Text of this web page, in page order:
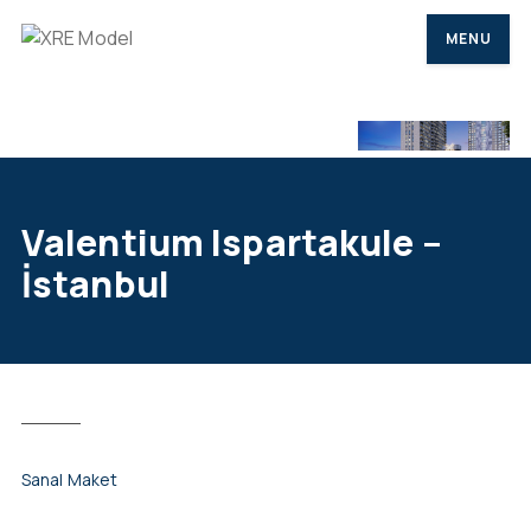
MENU
Valentium Ispartakule –
İstanbul
Sanal Maket